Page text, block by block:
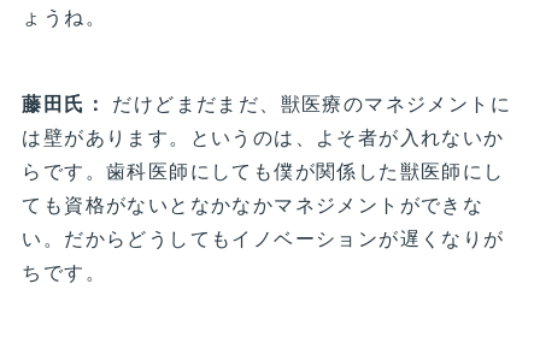
ょうね。
藤田氏： だけどまだまだ、獣医療のマネジメントに
は壁があります。というのは、よそ者が入れないか
らです。歯科医師にしても僕が関係した獣医師にし
ても資格がないとなかなかマネジメントができな
い。だからどうしてもイノベーションが遅くなりが
ちです。